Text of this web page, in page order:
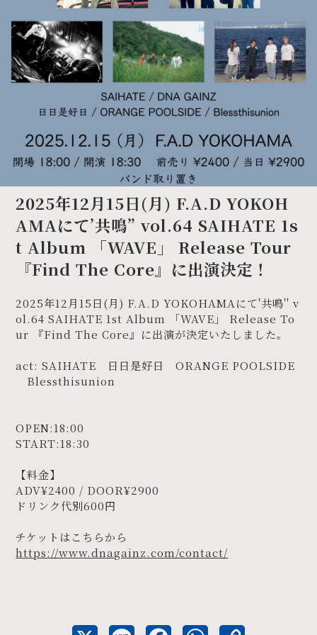
2025年12月15日(月) F.A.D YOKOH
AMAにて’共鳴” vol.64 SAIHATE 1s
t Album 「WAVE」 Release Tour
『Find The Core』に出演決定！
2025年12月15日(月) F.A.D YOKOHAMAにて'共鳴'' v
ol.64 SAIHATE 1st Album 「WAVE」 Release To
ur 『Find The Core』に出演が決定いたしました。
act: SAIHATE 日日是好日 ORANGE POOLSIDE
Blessthisunion
OPEN:18:00
START:18:30
【料金】
ADV¥2400 / DOOR¥2900
ドリンク代別600円
チケットはこちらから
https://www.dnagainz.com/contact/